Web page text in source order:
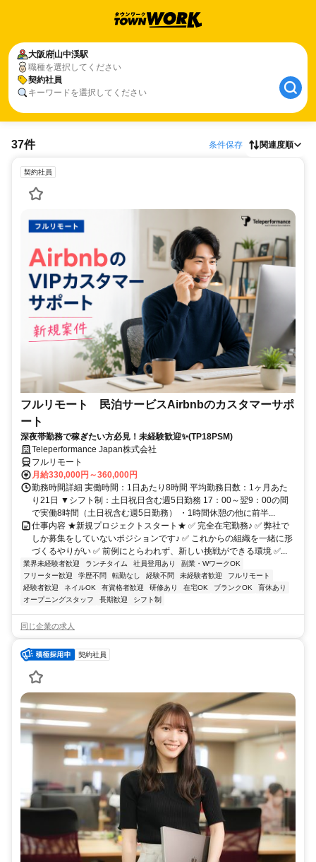
大阪府山中渓駅
職種を選択してください
契約社員
キーワードを選択してください
37件 条件保存 関連度順
契約社員
フルリモート 民泊サービスAirbnbのカスタマーサポ
ート
深夜帯勤務で稼ぎたい方必見！未経験歓迎✨(TP18PSM)
Teleperformance Japan株式会社
フルリモート
月給330,000円～360,000円
勤務時間詳細 実働時間：1日あたり8時間 平均勤務日数：1ヶ月あた
り21日 ▼シフト制：土日祝日含む週5日勤務 17：00～翌9：00の間
で実働8時間（土日祝含む週5日勤務） ・1時間休憩の他に前半...
仕事内容 ★新規プロジェクトスタート★ ✅ 完全在宅勤務♪ ✅ 弊社で
しか募集をしていないポジションです♪ ✅ これからの組織を一緒に形
づくるやりがい ✅ 前例にとらわれず、新しい挑戦ができる環境 ✅...
業界未経験者歓迎 ランチタイム 社員登用あり
副業・WワークOK
フリーター歓迎
学歴不問 転勤なし 経験不問 未経験者歓迎
フルリモート
経験者歓迎
ネイルOK 有資格者歓迎 研修あり 在宅OK ブランクOK
育休あり
オープニングスタッフ
長期歓迎 シフト制
同じ企業の求人
契約社員